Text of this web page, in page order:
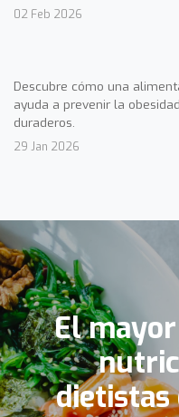
02 Feb 2026
Descubre cómo una
ayuda a prevenir la
duraderos.
29 Jan 2026
El
dietistas